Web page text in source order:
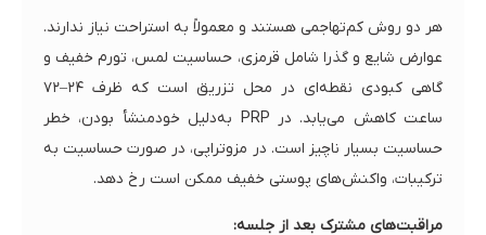
هر دو روش کم‌تهاجمی هستند و معمولاً به استراحت نیاز ندارند.
عوارض شایع و گذرا شامل قرمزی، حساسیت لمس، تورم خفیف و
گاهی کبودی نقطه‌ای در محل تزریق است که ظرف ۲۴–۷۲
ساعت کاهش می‌یابد. در PRP به‌دلیل خودمنشأ بودن، خطر
حساسیت بسیار ناچیز است. در مزوتراپی، در صورت حساسیت به
ترکیبات، واکنش‌های پوستی خفیف ممکن است رخ دهد.
مراقبت‌های مشترک بعد از جلسه: